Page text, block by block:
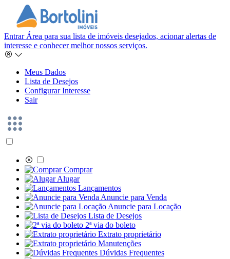
Entrar Área para sua lista de imóveis desejados, acionar alertas de
interesse e conhecer melhor nossos serviços.
Meus Dados
Lista de Desejos
Configurar Interesse
Sair
Comprar
Alugar
Lançamentos
Anuncie para Venda
Anuncie para Locação
Lista de Desejos
2ª via do boleto
Extrato proprietário
Manutenções
Dúvidas Frequentes